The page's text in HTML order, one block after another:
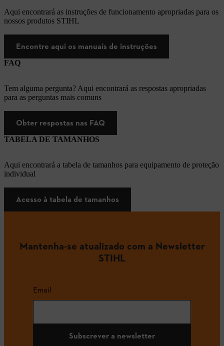
Aqui encontrará as instruções de funcionamento apropriadas para os
nossos produtos STIHL
Encontre aqui os manuais de instruções
FAQ
Tem alguma pergunta? Aqui encontrará as respostas apropriadas
para as perguntas mais comuns
Obter respostas nas FAQ
TABELA DE TAMANHOS
Aqui encontrará a tabela de tamanhos para equipamento de proteção
individual
Acesso à tabela de tamanhos
Mantenha-se atualizado com a Newsletter
STIHL
Email
Subscrever a newsletter